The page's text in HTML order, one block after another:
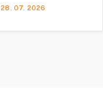
28. 07. 2026